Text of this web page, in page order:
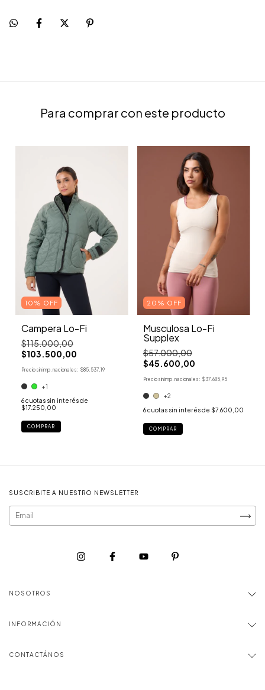
Para comprar con este producto
10% OFF
Campera Lo-Fi
$115.000,00
$103.500,00
Precio sin imp. nacionales: $85.537,19
+1
6cuotas sin interés de
$17.250,00
COMPRAR
20% OFF
Musculosa Lo-Fi
Supplex
$57.000,00
$45.600,00
Precio sin imp. nacionales: $37.685,95
+2
6 cuotas sin interés de $7.600,00
COMPRAR
SUSCRIBITE A NUESTRO NEWSLETTER
NOSOTROS
INFORMACIÓN
CONTACTÁNOS